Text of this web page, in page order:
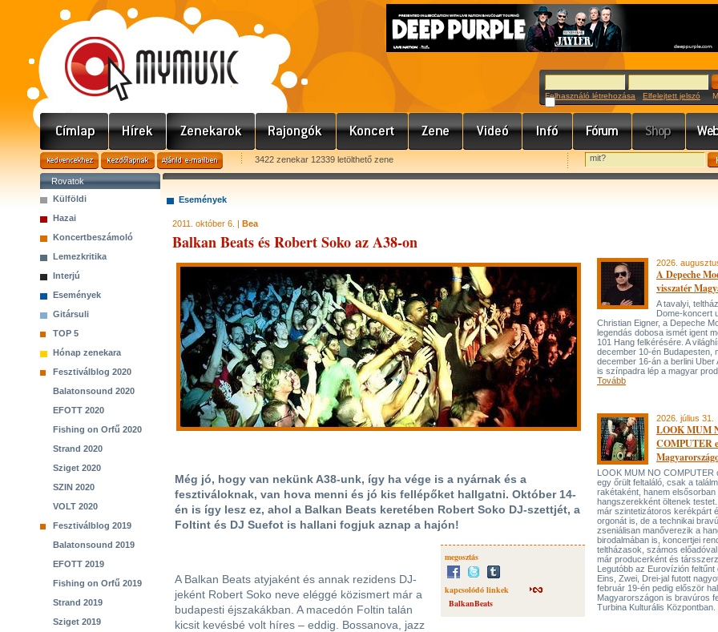
Felhasználó létrehozása Elfelejtett jelszó
3422 zenekar 12339 letölthető zene
Rovatok
Külföldi
Hazai
Koncertbeszámoló
Lemezkritika
Interjú
Események
Gitársuli
TOP 5
Hónap zenekara
Fesztiválblog 2020
Balatonsound 2020
EFOTT 2020
Fishing on Orfű 2020
Strand 2020
Sziget 2020
SZIN 2020
VOLT 2020
Fesztiválblog 2019
Balatonsound 2019
EFOTT 2019
Fishing on Orfű 2019
Strand 2019
Sziget 2019
Események
2011. október 6. | Bea
Balkan Beats és Robert Soko az A38-on
Még jó, hogy van nekünk A38-unk, így ha vége is a nyárnak és a
fesztiváloknak, van hova menni és jó kis fellépőket hallgatni. Október 14-
én is így lesz ez, ahol a Balkan Beats keretében Robert Soko DJ-szettjét, a
Foltint és DJ Suefot is hallani fogjuk aznap a hajón!
megosztás
kapcsolódó linkek
BalkanBeats
A Balkan Beats atyjaként és annak rezidens DJ-
jeként Robert Soko neve eléggé közismert már a
budapesti éjszakákban. A macedón Foltin talán
kicsit kevésbé volt híres – eddig. Bossanova, jazz
2026.
A Depeche
visszatér
A tavalyi,
Dome-koncert
Christian Eigner, a Depeche
legendás dobosa ismét igent
101 Hang felkérésére. A
december 10-én Budapesten,
december 16-án a berlini Uber
is színpadra lép a magyar
Tovább
2026. július 31.
LOOK MUM
COMPUTER
LOOK MUM NO COMPUTER
egy őrült feltaláló, csak a
rakétaként, hanem elsősorban
hangszerekként öltenek
már szintetizátoros kerékpárt
orgonát is, de a technikai
zseniálisan manőverezik a
birodalmában is, koncertjei
teltházasok, számos
már producerként és
Legutóbb az Eurovízión feltűnt
Eins, Zwei, Drei-jal futott
február 19-én pedig először
Magyarországon is bravúros
Turbina Kulturális Központban.